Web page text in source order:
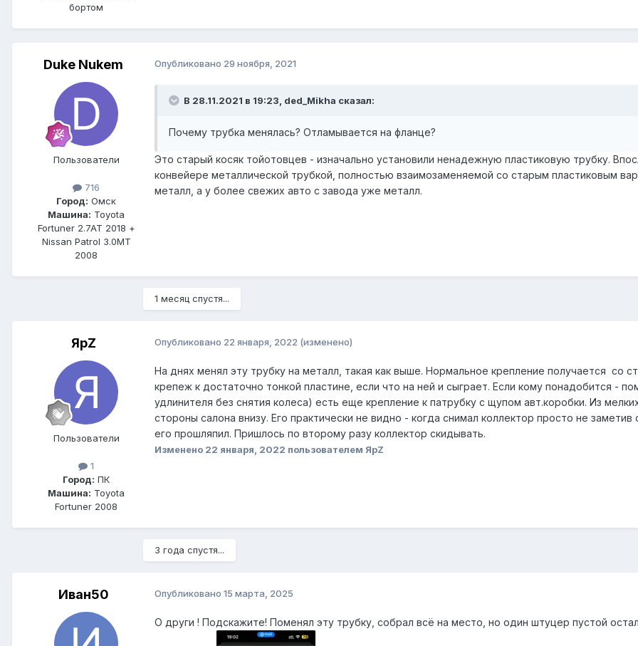
бортом
Duke Nukem
Пользователи
716
Город: Омск
Машина: Toyota
Fortuner 2.7AT 2018 +
Nissan Patrol 3.0MT
2008
Опубликовано 29 ноября, 2021
В 28.11.2021 в 19:23, ded_Mikha сказал:
Почему трубка менялась? Отламывается на фланце?
Это старый косяк тойотовцев - изначально установили ненадежную пластиковую трубку.
конвейере металлической трубкой, полностью взаимозаменяемой со старым пластиковым
металл, а у более свежих авто с завода уже металл.
1 месяц спустя...
ЯрZ
Пользователи
1
Город: ПК
Машина: Toyota
Fortuner 2008
Опубликовано 22 января, 2022 (изменено)
На днях менял эту трубку на металл, такая как выше. Нормальное крепление получается со
крепеж к достаточно тонкой пластине, если что на ней и сыграет. Если кому понадобится -
удлинителя без снятия колеса) есть еще крепление к патрубку с щупом авт.коробки. Из
стороны салона внизу. Его практически не видно - когда снимал коллектор просто не
его прошляпил. Пришлось по второму разу коллектор скидывать.
Изменено 22 января, 2022 пользователем ЯрZ
3 года спустя...
Иван50 Опубликовано 15 марта, 2025
О други ! Подскажите! Поменял эту трубку, собрал всё на место, но один штуцер пустой